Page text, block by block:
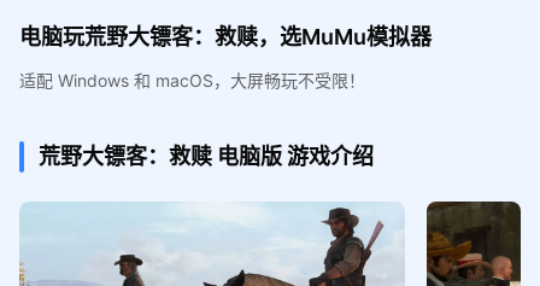
电脑玩荒野大镖客：救赎，选MuMu模拟器
适配 Windows 和 macOS，大屏畅玩不受限！
荒野大镖客：救赎 电脑版游戏介绍